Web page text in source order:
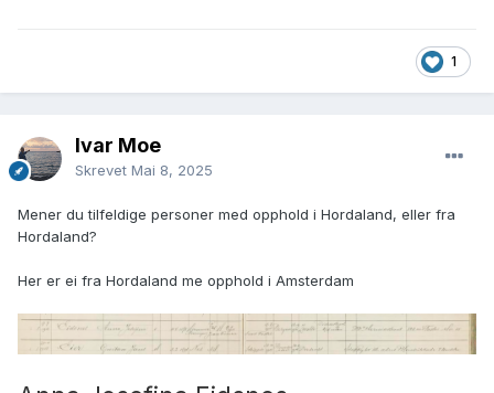
1
Ivar Moe
Skrevet Mai 8, 2025
Mener du tilfeldige personer med opphold i Hordaland, eller fra
Hordaland?
Her er ei fra Hordaland me opphold i Amsterdam